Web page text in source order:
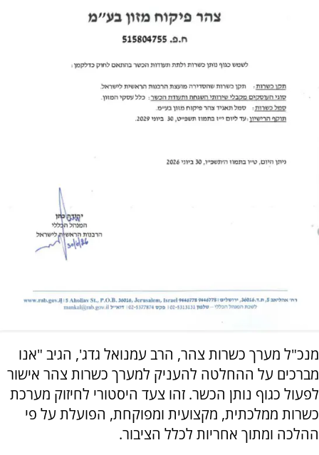
מנכ"ל מערך כשרות צהר, הרב עמנואל גדג', הגיב "אנו
מברכים על ההחלטה להעניק למערך כשרות צהר אישור
לפעול כגוף נותן הכשר. זהו צעד היסטורי לחיזוק מערכת
כשרות ממלכתית, מקצועית ומפוקחת, הפועלת על פי
ההלכה ומתוך אחריות לכלל הציבור.